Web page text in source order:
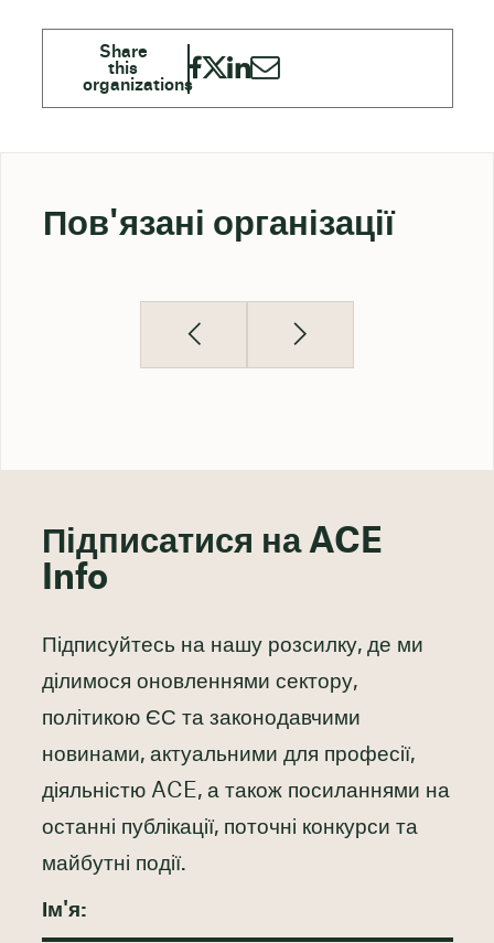
Пов'язані організації
Підписатися на ACE
Info
Підписуйтесь на нашу розсилку, де ми
ділимося оновленнями сектору,
політикою ЄС та законодавчими
новинами, актуальними для професії,
діяльністю ACE, а також посиланнями на
останні публікації, поточні конкурси та
майбутні події.